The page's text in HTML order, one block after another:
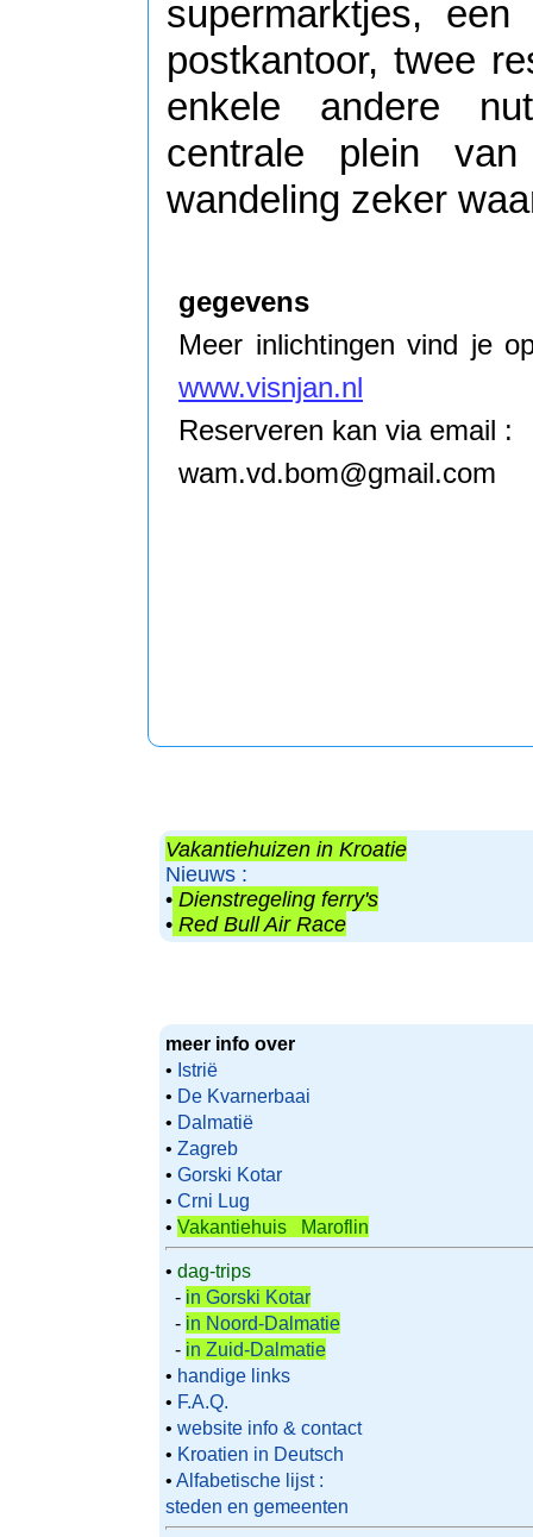
supermarktjes,
postkantoor, twee
enkele andere
centrale plein
wandeling zeker
gegevens
Meer inlichtingen vind je
www.visnjan.nl
Reserveren kan via email :
wam.vd.bom@gmail.com
Vakantiehuizen in Kroatie
Nieuws :
• Dienstregeling ferry's
• Red Bull Air Race
meer info over
• Istrië
• De Kvarnerbaai
• Dalmatië
• Zagreb
• Gorski Kotar
• Crni Lug
• Vakantiehuis Maroflin
• dag-trips
- in Gorski Kotar
- in Noord-Dalmatie
- in Zuid-Dalmatie
• handige links
• F.A.Q.
• website info & contact
• Kroatien in Deutsch
• Alfabetische lijst :
steden en gemeenten